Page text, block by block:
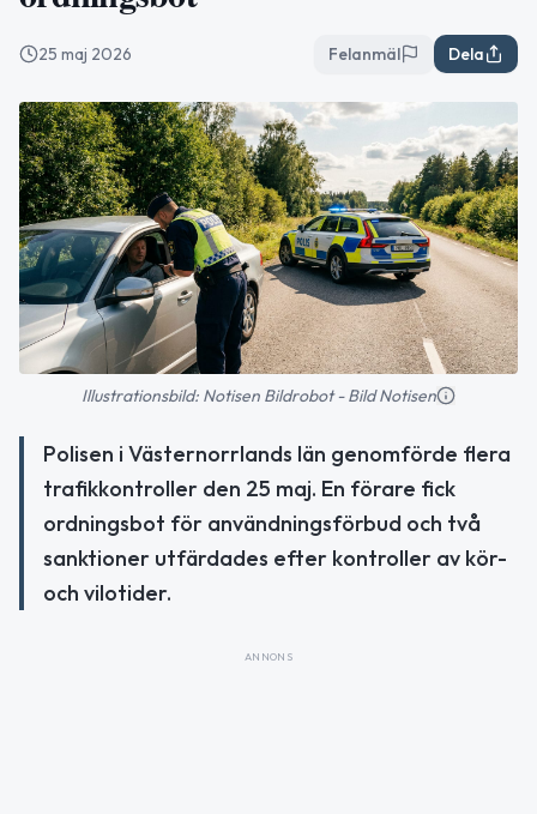
25 maj 2026 Felanmäl Dela
Illustrationsbild: Notisen Bildrobot - Bild Notisen
Polisen i Västernorrlands län genomförde flera
trafikkontroller den 25 maj. En förare fick
ordningsbot för användningsförbud och två
sanktioner utfärdades efter kontroller av kör-
och vilotider.
ANNONS